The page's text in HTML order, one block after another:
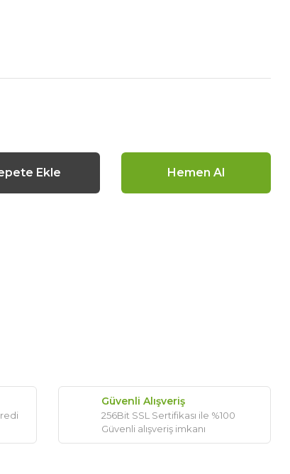
Ekle Hemen Al
Güvenli Alışveriş
256Bit SSL Sertifikası ile %100
Güvenli alışveriş imkanı